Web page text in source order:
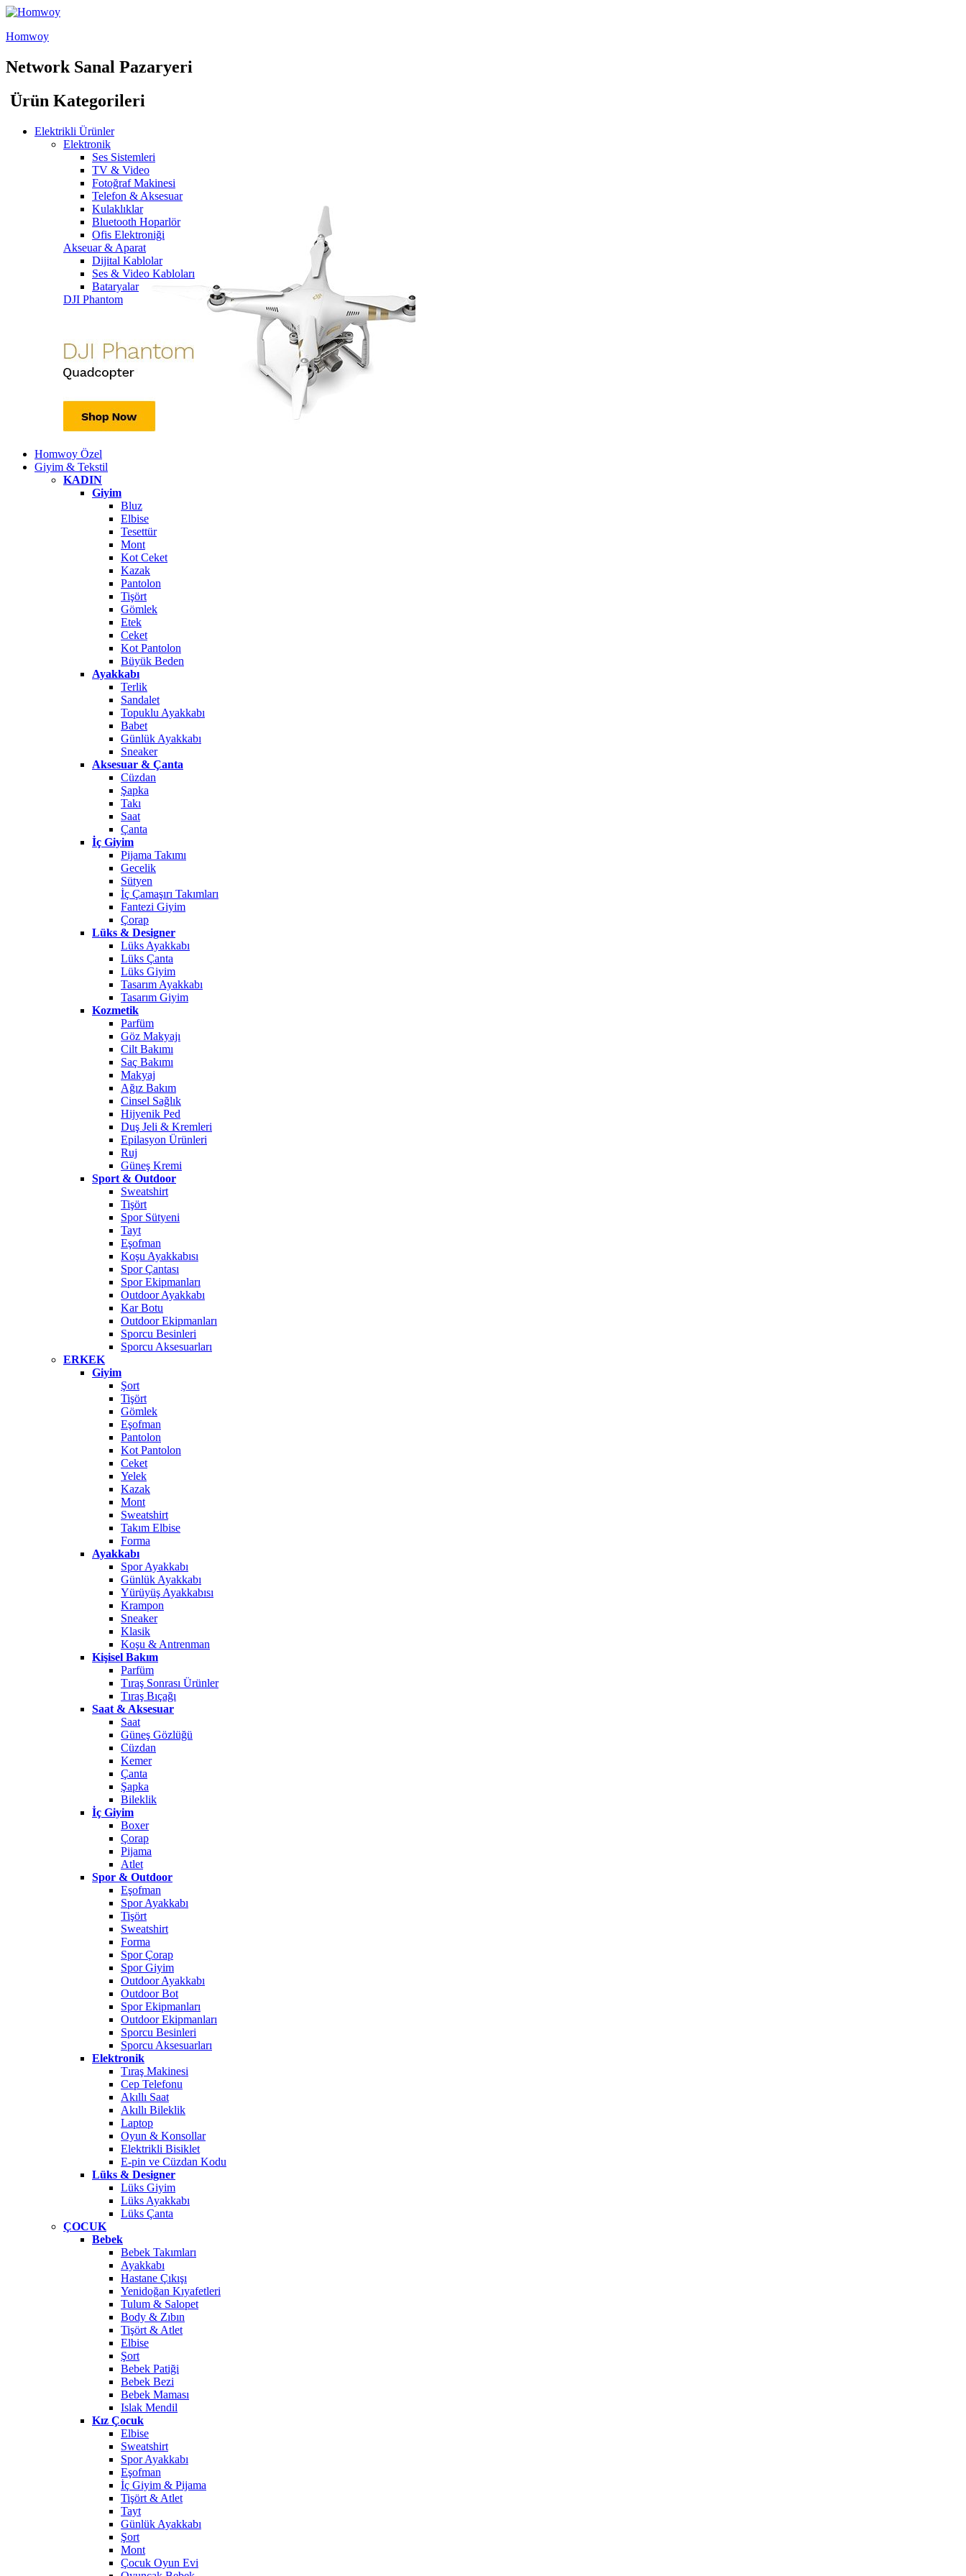
Homwoy
Network Sanal Pazaryeri
Ürün Kategorileri
Elektrikli Ürünler
Elektronik
Ses Sistemleri
TV & Video
Fotoğraf Makinesi
Telefon & Aksesuar
Kulaklıklar
Bluetooth Hoparlör
Ofis Elektroniği
Akseuar & Aparat
Dijital Kablolar
Ses & Video Kabloları
Bataryalar
DJI Phantom
Homwoy Özel
Giyim & Tekstil
KADIN
Giyim
Bluz
Elbise
Tesettür
Mont
Kot Ceket
Kazak
Pantolon
Tişört
Gömlek
Etek
Ceket
Kot Pantolon
Büyük Beden
Ayakkabı
Terlik
Sandalet
Topuklu Ayakkabı
Babet
Günlük Ayakkabı
Sneaker
Aksesuar & Çanta
Cüzdan
Şapka
Takı
Saat
Çanta
İç Giyim
Pijama Takımı
Gecelik
Sütyen
İç Çamaşırı Takımları
Fantezi Giyim
Çorap
Lüks & Designer
Lüks Ayakkabı
Lüks Çanta
Lüks Giyim
Tasarım Ayakkabı
Tasarım Giyim
Kozmetik
Parfüm
Göz Makyajı
Cilt Bakımı
Saç Bakımı
Makyaj
Ağız Bakım
Cinsel Sağlık
Hijyenik Ped
Duş Jeli & Kremleri
Epilasyon Ürünleri
Ruj
Güneş Kremi
Sport & Outdoor
Sweatshirt
Tişört
Spor Sütyeni
Tayt
Eşofman
Koşu Ayakkabısı
Spor Çantası
Spor Ekipmanları
Outdoor Ayakkabı
Kar Botu
Outdoor Ekipmanları
Sporcu Besinleri
Sporcu Aksesuarları
ERKEK
Giyim
Şort
Tişört
Gömlek
Eşofman
Pantolon
Kot Pantolon
Ceket
Yelek
Kazak
Mont
Sweatshirt
Takım Elbise
Forma
Ayakkabı
Spor Ayakkabı
Günlük Ayakkabı
Yürüyüş Ayakkabısı
Krampon
Sneaker
Klasik
Koşu & Antrenman
Kişisel Bakım
Parfüm
Tıraş Sonrası Ürünler
Tıraş Bıçağı
Saat & Aksesuar
Saat
Güneş Gözlüğü
Cüzdan
Kemer
Çanta
Şapka
Bileklik
İç Giyim
Boxer
Çorap
Pijama
Atlet
Spor & Outdoor
Eşofman
Spor Ayakkabı
Tişört
Sweatshirt
Forma
Spor Çorap
Spor Giyim
Outdoor Ayakkabı
Outdoor Bot
Spor Ekipmanları
Outdoor Ekipmanları
Sporcu Besinleri
Sporcu Aksesuarları
Elektronik
Tıraş Makinesi
Cep Telefonu
Akıllı Saat
Akıllı Bileklik
Laptop
Oyun & Konsollar
Elektrikli Bisiklet
E-pin ve Cüzdan Kodu
Lüks & Designer
Lüks Giyim
Lüks Ayakkabı
Lüks Çanta
ÇOCUK
Bebek
Bebek Takımları
Ayakkabı
Hastane Çıkışı
Yenidoğan Kıyafetleri
Tulum & Salopet
Body & Zıbın
Tişört & Atlet
Elbise
Şort
Bebek Patiği
Bebek Bezi
Bebek Maması
Islak Mendil
Kız Çocuk
Elbise
Sweatshirt
Spor Ayakkabı
Eşofman
İç Giyim & Pijama
Tişört & Atlet
Tayt
Günlük Ayakkabı
Şort
Mont
Çocuk Oyun Evi